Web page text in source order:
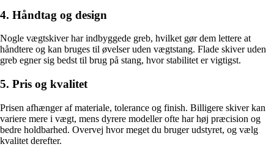
4. Håndtag og design
Nogle vægtskiver har indbyggede greb, hvilket gør dem lettere at
håndtere og kan bruges til øvelser uden vægtstang. Flade skiver uden
greb egner sig bedst til brug på stang, hvor stabilitet er vigtigst.
5. Pris og kvalitet
Prisen afhænger af materiale, tolerance og finish. Billigere skiver kan
variere mere i vægt, mens dyrere modeller ofte har høj præcision og
bedre holdbarhed. Overvej hvor meget du bruger udstyret, og vælg
kvalitet derefter.